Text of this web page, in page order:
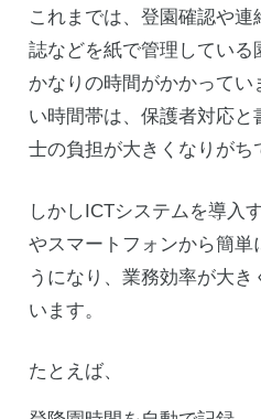
これまでは、登園確認や連
誌などを紙で管理してい
かなりの時間がかかってい
い時間帯は、保護者対応と
士の負担が大きくなりがち
しかしICTシステムを導入
やスマートフォンから簡単
うになり、業務効率が大
います。
たとえば、